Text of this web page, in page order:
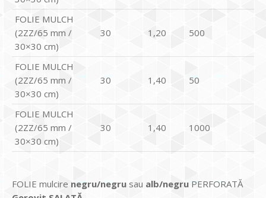
FOLIE MULCH
(2ZZ/65 mm /
30×30 cm)
30 1,20 500
FOLIE MULCH
(2ZZ/65 mm /
30×30 cm)
30 1,40 50
FOLIE MULCH
(2ZZ/65 mm /
30×30 cm)
30 1,40 1000
FOLIE mulcire negru/negru sau alb/negru PERFORATĂ